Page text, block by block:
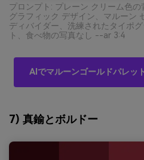
プロンプト: プレーン クリーム色
グラフィック デザイン、マルーン
ディバイダー、洗練されたタイポ
ト、食べ物の写真なし --ar 3:4
AIでマルーンゴールドパレッ
7) 真鍮とボルドー